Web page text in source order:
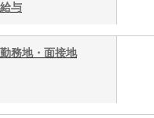
給与
勤務地・面接地